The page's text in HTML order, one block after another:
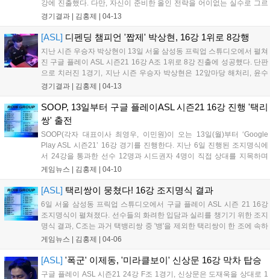
강에 진출했다. 다만, 자신이 준비한 올인 전략을 어이없는 실수로 그르
치거나 나오면 안 될 실수들이 자주 등장하는 등, 8강에서는 반드시 고쳐
경기결과 | 김홍제 04-13
[ASL] 디펜딩 챔피언 '짭제' 박상현, 16강 1위로 8강행
지난 시즌 우승자 박상현이 13일 서울 삼성동 프릭업 스튜디오에서 펼쳐
진 구글 플레이 ASL 시즌21 16강 A조 1위로 8강 진출에 성공했다. 단판
으로 치러진 1경기, 지난 시즌 우승자 박상현은 12앞마당 해처리, 윤수
철은 9/9게이트로 빌드에서 프로토스가 좋았다. 거리고 저그 11시, 프로
경기결과 | 김홍제 04-13
SOOP, 13일부터 구글 플레이ASL 시즌21 16강 진행 '택리
쌍' 출전
SOOP(각자 대표이사 최영우, 이민원)이 오는 13일(월)부터 ‘Google
Play ASL 시즌21’ 16강 경기를 진행한다. 지난 6일 진행된 조지명식에
서 24강을 통과한 선수 12명과 시드권자 4명이 직접 상대를 지목하며
16강 대진이 완성됐다. 13일(월) 오후 7시 열리는 A조 경기에는 박상현
게임뉴스 | 김홍제 04-10
[ASL] 택리쌍이 뭉쳤다! 16강 조지명식 결과
6일 서울 삼성동 프릭업 스튜디오에서 구글 플레이 ASL 시즌 21 16강
조지명식이 펼쳐졌다. 선수들의 화려한 입담과 실리를 챙기기 위한 조지
명식 결과, C조는 과거 택뱅리쌍 중 '뱅'을 제외한 택리쌍이 한 조에 속하
며 죽음의 조가 탄생했다. 지난 시즌 우승자인 '소마' 박상현의 지명으로
게임뉴스 | 김홍제 04-06
[ASL] '폭군' 이제동, '미라클보이' 신상문 16강 막차 탑승
구글 플레이 ASL 시즌21 24강 F조 1경기, 신상문은 도재욱을 상대로 1